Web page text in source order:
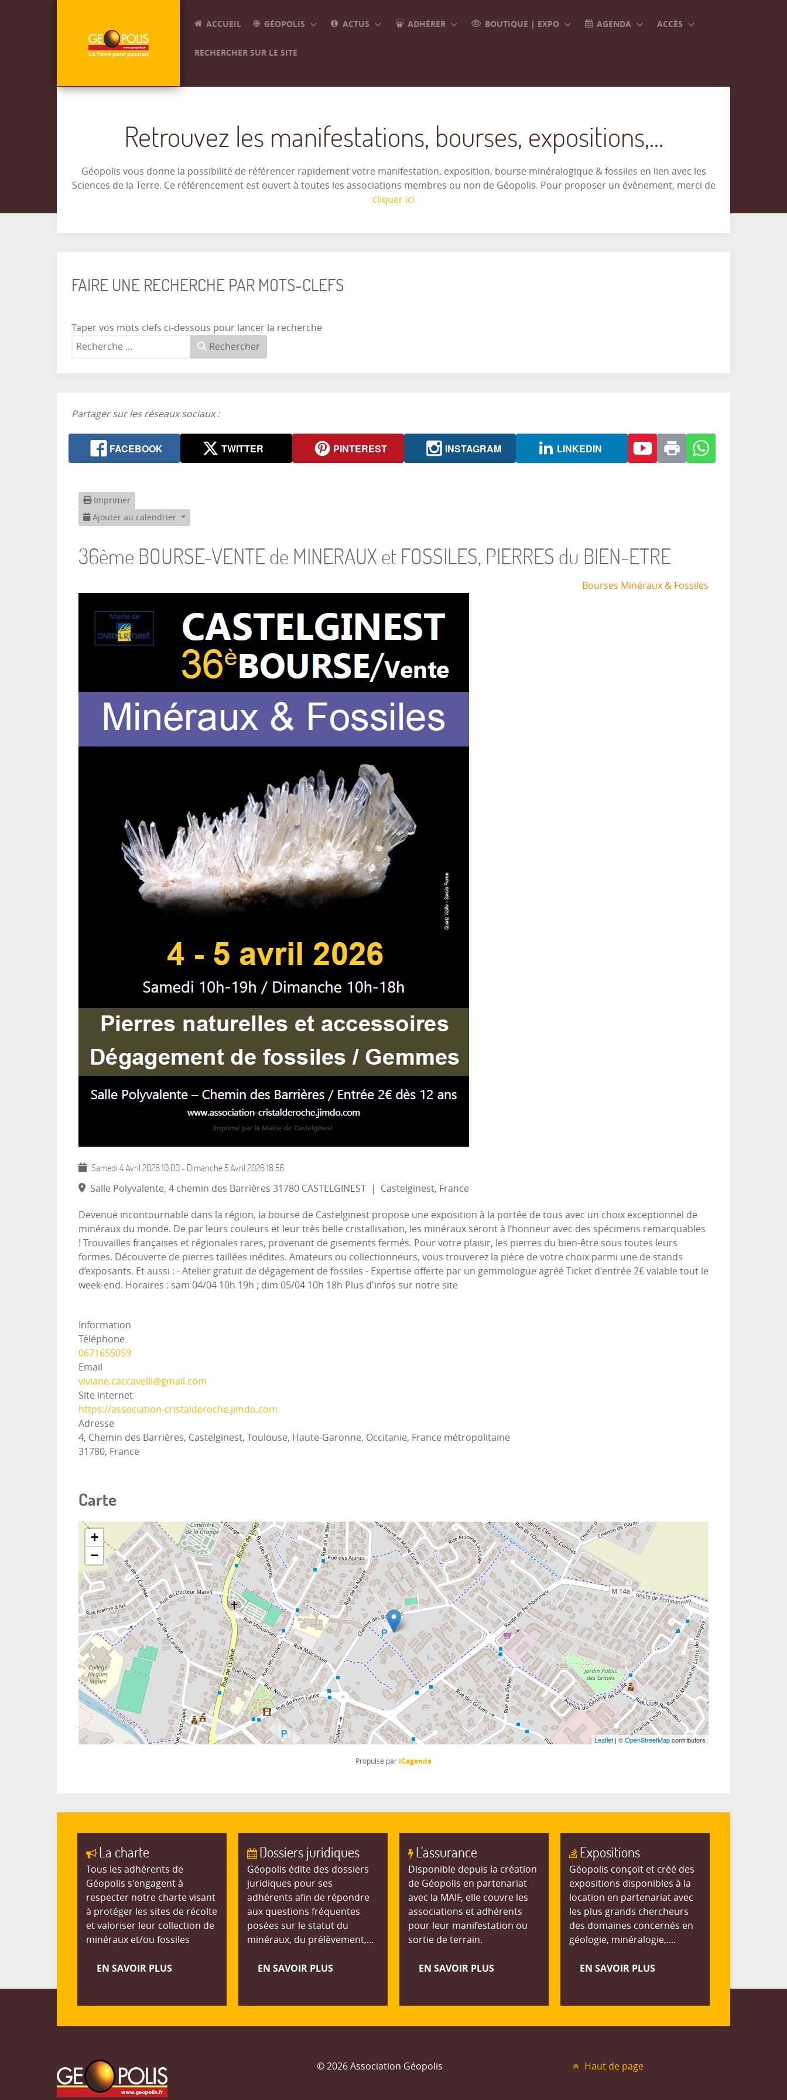
ACCUEIL GÉOPOLIS ACTUS ADHÉRER BOUTIQUE | EXPO AGENDA ACCÈS
RECHERCHER SUR LE SITE
Retrouvez les manifestations, bourses, expositions,...
Géopolis vous donne la possibilité de référencer rapidement votre manifestation, exposition, bourse minéralogique & fossiles en lien avec les
Sciences de la Terre. Ce référencement est ouvert à toutes les associations membres ou non de Géopolis. Pour proposer un évènement, merci de
cliquer ici
FAIRE UNE RECHERCHE PAR MOTS-CLEFS
Taper vos mots clefs ci-dessous pour lancer la recherche
Rechercher
Partager sur les réseaux sociaux :
FACEBOOK TWITTER PINTEREST INSTAGRAM LINKEDIN
Imprimer
Ajouter au calendrier
36ème BOURSE-VENTE de MINERAUX et FOSSILES, PIERRES du BIEN-ETRE
Bourses Minéraux & Fossiles
Samedi 4 Avril 202610:00 - Dimanche 5 Avril 202618:56
Salle Polyvalente, 4 chemin des Barrières 31780 CASTELGINEST | Castelginest, France
Devenue incontournable dans la région, la bourse de Castelginest propose une exposition à la portée de tous avec un choix exceptionnel de
minéraux du monde. De par leurs couleurs et leur très belle cristallisation, les minéraux seront à l’honneur avec des spécimens remarquables
! Trouvailles françaises et régionales rares, provenant de gisements fermés. Pour votre plaisir, les pierres du bien-être sous toutes leurs
formes. Découverte de pierres taillées inédites. Amateurs ou collectionneurs, vous trouverez la pièce de votre choix parmi une de stands
d’exposants. Et aussi : - Atelier gratuit de dégagement de fossiles - Expertise offerte par un gemmologue agréé Ticket d'entrée 2€ valable tout le
week-end. Horaires : sam 04/04 10h 19h ; dim 05/04 10h 18h Plus d'infos sur notre site
Information
Téléphone
0671655059
Email
viviane.caccavelli@gmail.com
Site internet
https://association-cristalderoche.jimdo.com
Adresse
4, Chemin des Barrières, Castelginest, Toulouse, Haute-Garonne, Occitanie, France métropolitaine
31780, France
Carte
+
−
Leaflet | ©OpenStreetMapcontributors
Propulsé par iCagenda
La charte
Tous les adhérents de
Géopolis s'engagent à
respecter notre charte visant
à protéger les sites de récolte
et valoriser leur collection de
minéraux et/ou fossiles
EN SAVOIR PLUS
Dossiers juridiques
Géopolis édite des dossiers
juridiques pour ses
adhérents afin de répondre
aux questions fréquentes
posées sur le statut du
minéraux, du prélèvement,...
EN SAVOIR PLUS
L'assurance
Disponible depuis la création
de Géopolis en partenariat
avec la MAIF, elle couvre les
associations et adhérents
pour leur manifestation ou
sortie de terrain.
EN SAVOIR PLUS
Expositions
Géopolis conçoit et créé des
expositions disponibles à la
location en partenariat avec
les plus grands chercheurs
des domaines concernés en
géologie, minéralogie,....
EN SAVOIR PLUS
© 2026 Association Géopolis Haut de page